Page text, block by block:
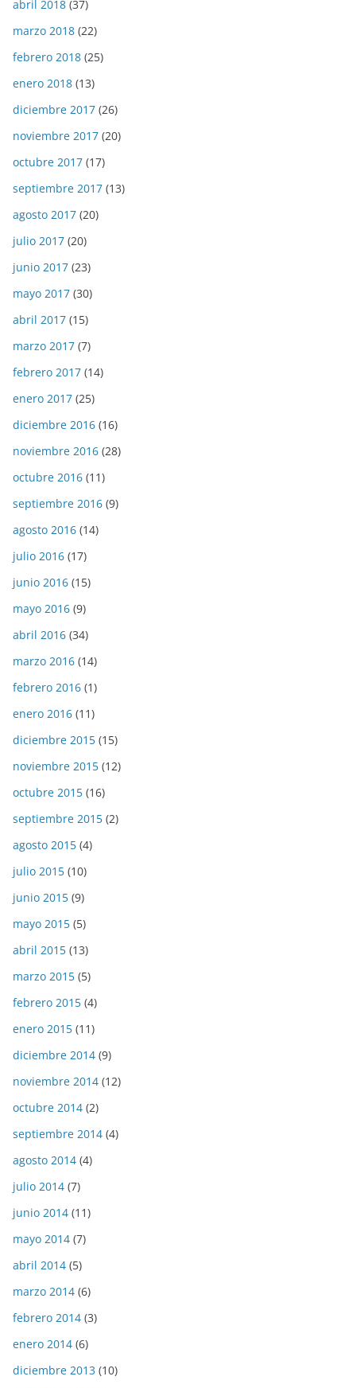
abril 2018 (37)
marzo 2018 (22)
febrero 2018 (25)
enero 2018 (13)
diciembre 2017 (26)
noviembre 2017 (20)
octubre 2017 (17)
septiembre 2017 (13)
agosto 2017 (20)
julio 2017 (20)
junio 2017 (23)
mayo 2017 (30)
abril 2017 (15)
marzo 2017 (7)
febrero 2017 (14)
enero 2017 (25)
diciembre 2016 (16)
noviembre 2016 (28)
octubre 2016 (11)
septiembre 2016 (9)
agosto 2016 (14)
julio 2016 (17)
junio 2016 (15)
mayo 2016 (9)
abril 2016 (34)
marzo 2016 (14)
febrero 2016 (1)
enero 2016 (11)
diciembre 2015 (15)
noviembre 2015 (12)
octubre 2015 (16)
septiembre 2015 (2)
agosto 2015 (4)
julio 2015 (10)
junio 2015 (9)
mayo 2015 (5)
abril 2015 (13)
marzo 2015 (5)
febrero 2015 (4)
enero 2015 (11)
diciembre 2014 (9)
noviembre 2014 (12)
octubre 2014 (2)
septiembre 2014 (4)
agosto 2014 (4)
julio 2014 (7)
junio 2014 (11)
mayo 2014 (7)
abril 2014 (5)
marzo 2014 (6)
febrero 2014 (3)
enero 2014 (6)
diciembre 2013 (10)